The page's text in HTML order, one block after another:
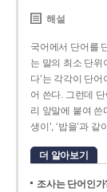
해설
국어에서 단어를
는 말의 최소 단위
다’는 각각이 단어
어 쓴다. 그런데
리 앞말에 붙여 쓴
생이’, ‘밥을’과
더 알아보기
조사는 단어인가